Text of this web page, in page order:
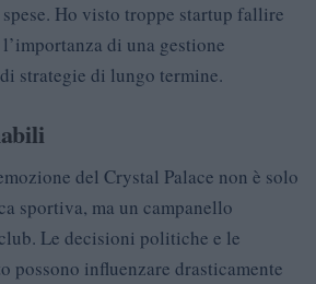
Ho visto troppe startup fallire
di una gestione
strategie di lungo termine.
del Crystal Palace non è solo
sportiva, ma un campanello
Le decisioni politiche e le
possono influenzare drasticamente